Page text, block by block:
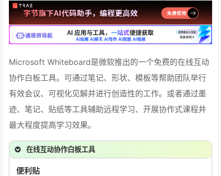
Microsoft Whiteboard是微软推出的一个免费的在线互动
协作白板工具。可通过笔记、形状、模板等帮助团队举行
有效会议、可视化见解并进行创造性的工作。或者通过墨
迹、笔记、贴纸等工具辅助远程学习、开展协作式课程并
最大程度提高学习效果。
在线互动协作白板工具
便利贴